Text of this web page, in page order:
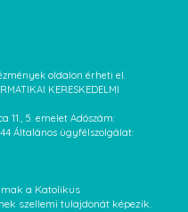
oldalon érheti el.
KERESKEDELMI
11., 5. emelet Adószám:
Általános ügyfélszolgálat:
a Katolikus
szellemi tulajdonát képezik.